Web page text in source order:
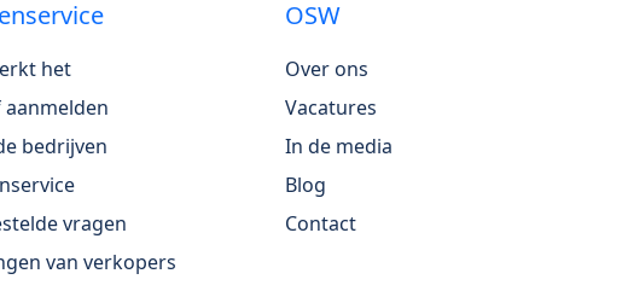
het
bedrijven
vragen
van verkopers
OSW
Over ons
Vacatures
In de media
Blog
Contact